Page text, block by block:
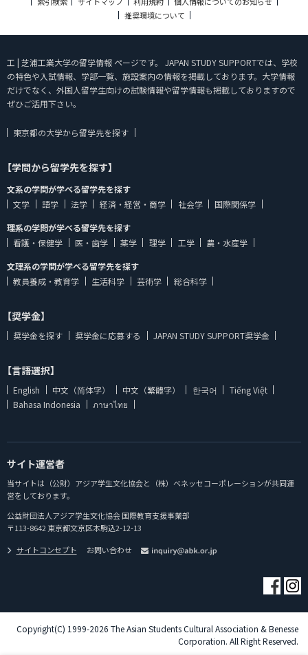
推奨環境について
工 | 芝浦工業大学の留学情報 ページです。 JAPAN STUDY SUPPORTでは、学校
の特色や入試情報、学部一覧、施設案内の情報を掲載しております。大学情報
だけでなく、外国人留学生向けの試験情報や留学情報も掲載しておりますので
ぜひご活用下さい。
東京都の大学から留学先を探す
【学問から留学先を探す】
文系の学問が学べる留学先を探す
文学
語学 法学 経済・経営・商学 社会学
国際関係学
理系の学問が学べる留学先を探す
看護・保健学
医・歯学 薬学 理学 工学
農・水産学
文理系の学問が学べる留学先を探す
教員養成・教育学
生活科学 芸術学 総合科学
【奨学金】
奨学金を探す 奨学金に応募する JAPAN STUDY SUPPORT奨学金
【言語選択】
English 中文（简体字） 中文（繁體字） 한국어
Tiếng Việt
Bahasa Indonesia
ภาษาไทย
サイト運営者
当サイトは（公財）アジア学生文化協会と（株）ベネッセコーポレーションが共同運
営をしております。
公益財団法人アジア学生文化協会 国際教育支援事業部
〒113-8642 東京都文京区本駒込2-12-13
サイトコンセプト
お問い合わせ
Copyright(C) 1999-2026 The Asian Students Cultural Association & Benesse
Corporation. All Right Reserved.